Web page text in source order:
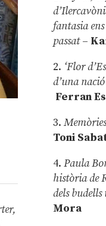
fantasia
passat–
2. ‘Flor
d’una
Ferran
3.
Toni
4.Paula
història de
dels budells
Mora